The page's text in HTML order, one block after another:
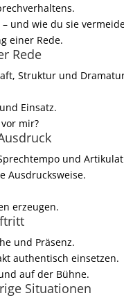
und wie du sie
einer Rede.
Rede
Struktur und
Einsatz.
mir?
und
Ausdrucksweise.
erzeugen.
und Präsenz.
authentisch einsetzen.
auf der Bühne.
Situationen